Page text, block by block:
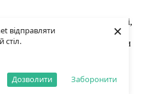
відправляти
стіл.
Заборонити
Дозволити
×
спрей троянди - Оранж бебі,
Санторіні. Купити саджанці
варто тільки залишити
з менеджерами за вказаними
адаптовані та добре